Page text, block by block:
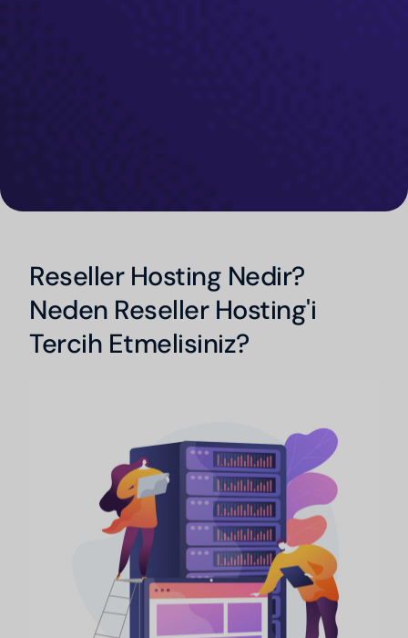
Reseller Hosting Nedir?
Neden Reseller Hosting'i
Tercih Etmelisiniz?